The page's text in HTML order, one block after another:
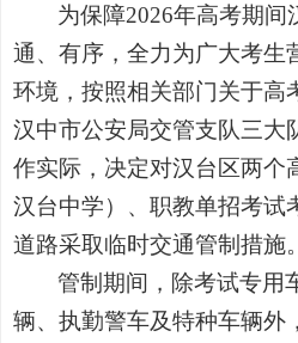
为保障2026年高考期
通、有序，全力为广大考生
环境，按照相关部门关于高
汉中市公安局交管支队三大
作实际，决定对汉台区两个
汉台中学） 、职教单招考试
道路采取临时交通管制措施。
管制期间，除考试专用
辆、执勤警车及特种车辆外